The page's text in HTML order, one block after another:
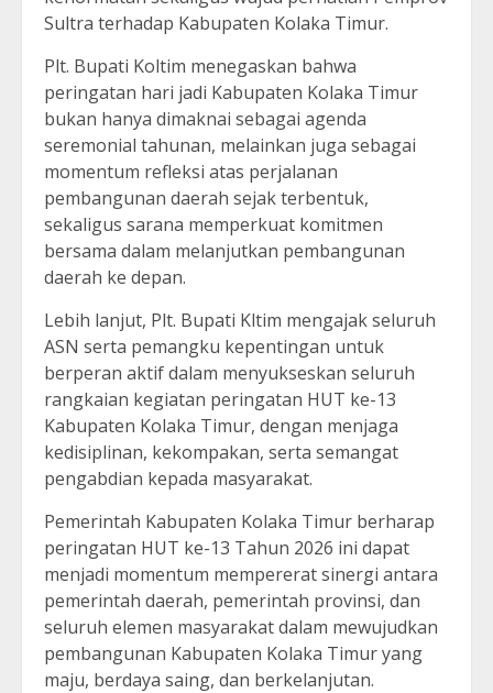
Sultra terhadap Kabupaten Kolaka Timur.
Plt. Bupati Koltim menegaskan bahwa
peringatan hari jadi Kabupaten Kolaka Timur
bukan hanya dimaknai sebagai agenda
seremonial tahunan, melainkan juga sebagai
momentum refleksi atas perjalanan
pembangunan daerah sejak terbentuk,
sekaligus sarana memperkuat komitmen
bersama dalam melanjutkan pembangunan
daerah ke depan.
Lebih lanjut, Plt. Bupati Kltim mengajak seluruh
ASN serta pemangku kepentingan untuk
berperan aktif dalam menyukseskan seluruh
rangkaian kegiatan peringatan HUT ke-13
Kabupaten Kolaka Timur, dengan menjaga
kedisiplinan, kekompakan, serta semangat
pengabdian kepada masyarakat.
Pemerintah Kabupaten Kolaka Timur berharap
peringatan HUT ke-13 Tahun 2026 ini dapat
menjadi momentum mempererat sinergi antara
pemerintah daerah, pemerintah provinsi, dan
seluruh elemen masyarakat dalam mewujudkan
pembangunan Kabupaten Kolaka Timur yang
maju, berdaya saing, dan berkelanjutan.